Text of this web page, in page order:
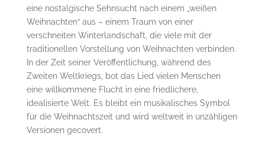
eine nostalgische Sehnsucht nach einem „weißen
Weihnachten“ aus – einem Traum von einer
verschneiten Winterlandschaft, die viele mit der
traditionellen Vorstellung von Weihnachten verbinden.
In der Zeit seiner Veröffentlichung, während des
Zweiten Weltkriegs, bot das Lied vielen Menschen
eine willkommene Flucht in eine friedlichere,
idealisierte Welt. Es bleibt ein musikalisches Symbol
für die Weihnachtszeit und wird weltweit in unzähligen
Versionen gecovert.